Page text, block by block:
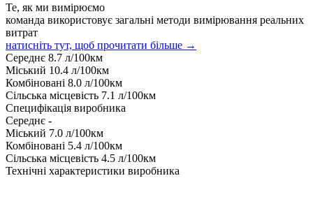
Те, як ми вимірюємо
команда використовує загальні методи вимірювання реальних
витрат
натисніть тут, щоб прочитати більше →
Середнє 8.7 л/100км
Міський 10.4 л/100км
Комбіновані 8.0 л/100км
Сільська місцевість 7.1 л/100км
Специфікація виробника
Середнє -
Міський 7.0 л/100км
Комбіновані 5.4 л/100км
Сільська місцевість 4.5 л/100км
Технічні характеристики виробника